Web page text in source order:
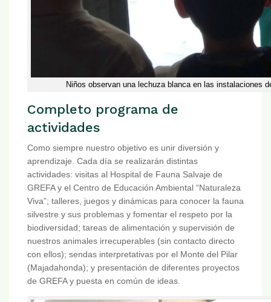
Niños observan una lechuza blanca en las instalaciones
Completo programa de
actividades
Como siempre nuestro objetivo es unir diversión y
aprendizaje. Cada día se realizarán distintas
actividades: visitas al Hospital de Fauna Salvaje de
GREFA y el Centro de Educación Ambiental “Naturaleza
Viva”; talleres, juegos y dinámicas para conocer la fauna
silvestre y sus problemas y fomentar el respeto por la
biodiversidad; tareas de alimentación y supervisión de
nuestros animales irrecuperables (sin contacto directo
con ellos); sendas interpretativas por el Monte del Pilar
(Majadahonda); y presentación de diferentes proyectos
de GREFA y puesta en común de ideas.